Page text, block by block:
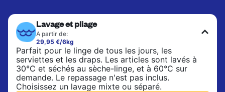
Lavage et pliage
A partir de:
29,95 €/6kg
Parfait pour le linge de tous les jours, les
serviettes et les draps. Les articles sont lavés à
30°C et séchés au sèche-linge, et à 60°C sur
demande. Le repassage n'est pas inclus.
Choisissez un lavage mixte ou séparé.